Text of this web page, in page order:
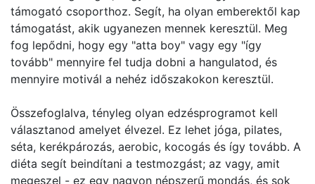
támogató csoporthoz. Segít, ha olyan emberektől kap
támogatást, akik ugyanezen mennek keresztül. Meg
fog lepődni, hogy egy "atta boy" vagy egy "így
tovább" mennyire fel tudja dobni a hangulatod, és
mennyire motivál a nehéz időszakokon keresztül.
Összefoglalva, tényleg olyan edzésprogramot kell
választanod amelyet élvezel. Ez lehet jóga, pilates,
séta, kerékpározás, aerobic, kocogás és így tovább. A
diéta segít beindítani a testmozgást; az vagy, amit
megeszel - ez egy nagyon népszerű mondás, és sok